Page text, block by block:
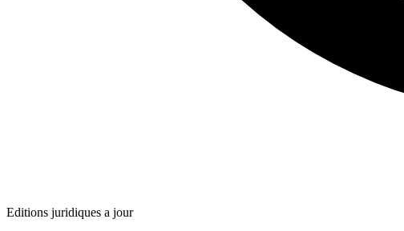
Editions juridiques a jour